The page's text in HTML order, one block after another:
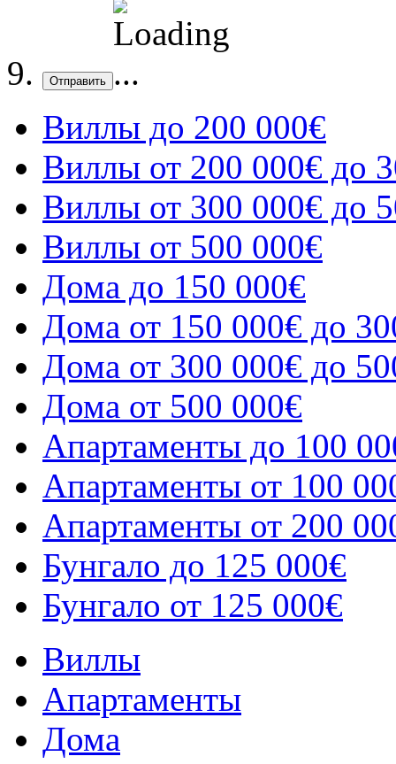
Отправить
Виллы до 200 000€
Виллы от 200 000€ до
Виллы от 300 000€ до
Виллы от 500 000€
Дома до 150 000€
Дома от 150 000€ до
Дома от 300 000€ до
Дома от 500 000€
Апартаменты до 100
Апартаменты от 100
Апартаменты от 200
Бунгало до 125 000€
Бунгало от 125 000€
Виллы
Апартаменты
Дома